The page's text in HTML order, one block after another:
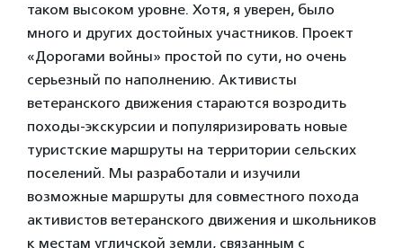
таком высоком уровне. Хотя, я уверен, было
много и других достойных участников. Проект
«Дорогами войны» простой по сути, но очень
серьезный по наполнению. Активисты
ветеранского движения стараются возродить
походы-экскурсии и популяризировать новые
туристские маршруты на территории сельских
поселений. Мы разработали и изучили
возможные маршруты для совместного похода
активистов ветеранского движения и школьников
к местам угличской земли, связанным с